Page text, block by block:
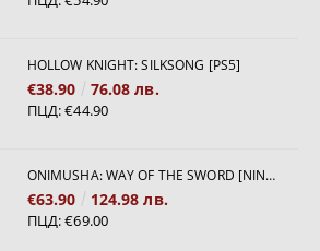
HOLLOW KNIGHT: SILKSONG [PS5]
€38.90 76.08 лв.
ПЦД:€44.90
ONIMUSHA: WAY OF THE SWORD [NINTENDO SWITCH 2]
€63.90 124.98 лв.
ПЦД:€69.00